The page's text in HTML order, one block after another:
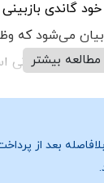
گاندی
می‌شود که
به جانب کسانی
“این است مذهب
با جرأت کامل
معاصر هند
مطالعه بیشتر
بعد از